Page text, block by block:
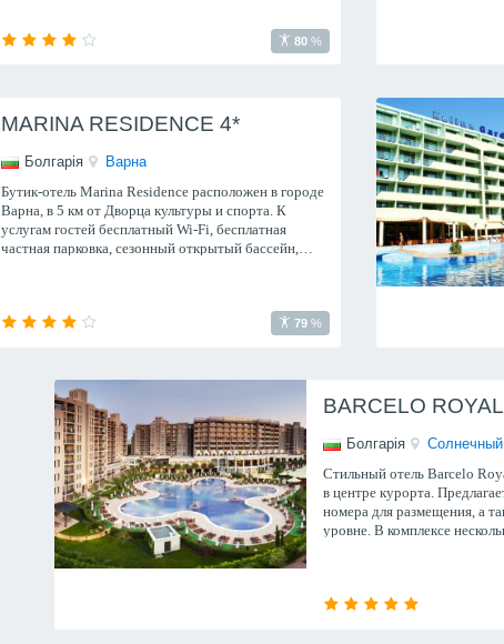
80 %
MARINA RESIDENCE 4*
Болгарія
Варна
Бутик-отель Marina Residence расположен в городе
Варна, в 5 км от Дворца культуры и спорта. К
услугам гостей бесплатный Wi-Fi, бесплатная
частная парковка, сезонный открытый бассейн,
79 %
BARCELO
Болгарія
Солнечный
Стильный отель Barcelo
в центре курорта.
номера для размещения, а
уровне. В комплексе